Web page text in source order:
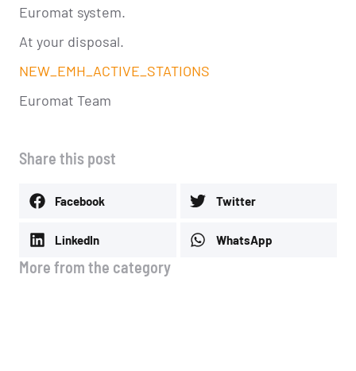
Euromat system.
At your disposal.
NEW_EMH_ACTIVE_STATIONS
Euromat Team
Share this post
Facebook Twitter
LinkedIn WhatsApp
More from the category